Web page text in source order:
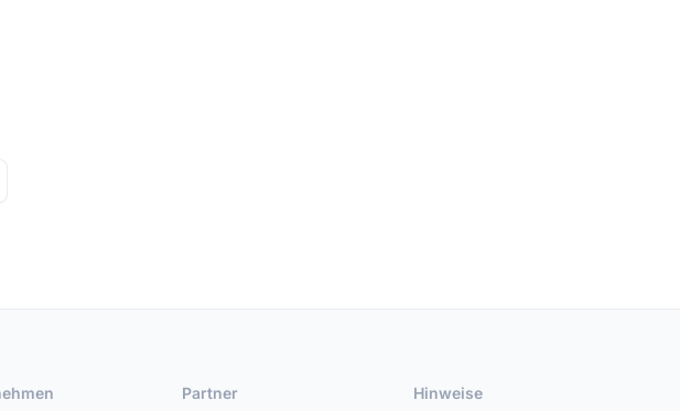
Partner Hinweise